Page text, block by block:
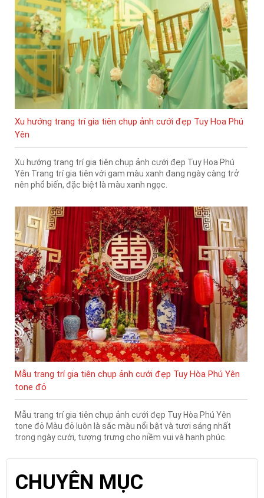
Xu hướng trang trí gia tiên chụp ảnh cưới đẹp Tuy Hoa Phú
Yên
Xu hướng trang trí gia tiên chụp ảnh cưới đẹp Tuy Hoa Phú
Yên Trang trí gia tiên với gam màu xanh đang ngày càng trở
nên phổ biến, đặc biệt là màu xanh ngọc.
Mẫu trang trí gia tiên chụp ảnh cưới đẹp Tuy Hòa Phú Yên
tone đỏ
Mẫu trang trí gia tiên chụp ảnh cưới đẹp Tuy Hòa Phú Yên
tone đỏ Màu đỏ luôn là sắc màu nổi bật và tươi sáng nhất
trong ngày cưới, tượng trưng cho niềm vui và hạnh phúc.
CHUYÊN MỤC